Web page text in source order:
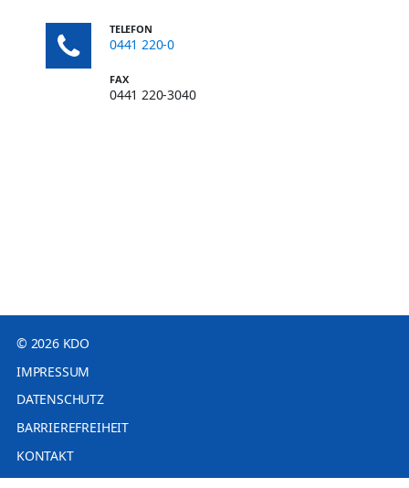
TELEFON
0441 220-0
FAX
0441 220-3040
© 2026 KDO
IMPRESSUM
DATENSCHUTZ
BARRIEREFREIHEIT
KONTAKT